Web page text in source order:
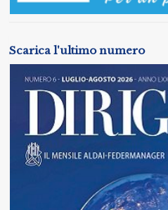
Scarica l'ultimo numero